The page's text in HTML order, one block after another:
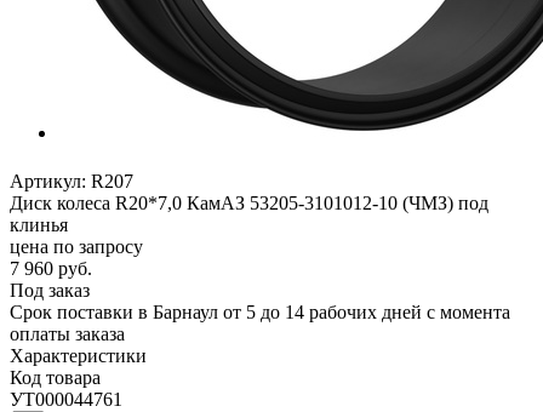
Артикул: R207
Диск колеса R20*7,0 КамАЗ 53205-3101012-10 (ЧМЗ) под
клинья
цена по запросу
7 960 руб.
Под заказ
Срок поставки в Барнаул от 5 до 14 рабочих дней с момента
оплаты заказа
Характеристики
Код товара
УТ000044761